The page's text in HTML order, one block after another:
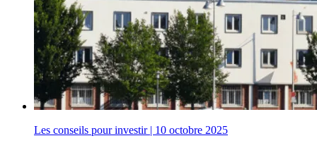
Les conseils pour investir| 10 octobre 2025